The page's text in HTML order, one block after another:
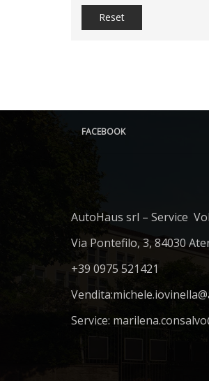
Reset
FACEBOOK
AutoHaus srl – Service
Via Pontefilo, 3, 84030
+39 0975 521421
Vendita:
Service: